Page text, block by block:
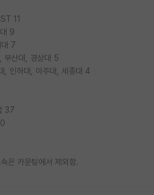
11
9
대 7
부산대, 경상대 5
, 인하대, 아주대, 세종대 4
37
은 카운팅에서 제외함.